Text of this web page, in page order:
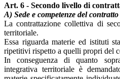
Art. 6 - Secondo livello di
A) Sede e competenze del
La contrattazione collettiva di
territoriale.
Essa riguarda materie ed istituti
ripetitivi rispetto a quelli propri del
In conseguenza di quanto
integrativa territoriale è